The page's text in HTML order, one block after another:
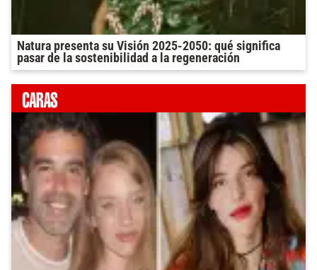
Natura presenta su Visión 2025-2050: qué significa
pasar de la sostenibilidad a la regeneración